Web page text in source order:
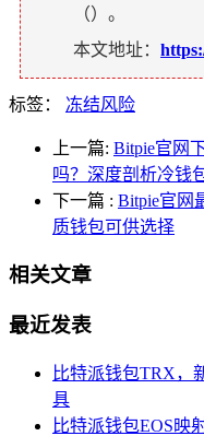
（）。
本文地址：
标签： 冻结风险
上一篇: Bitpie官网
吗？深度剖析冷钱
下一篇 : Bitpie官网
质钱包可供选择
相关文章
最近发表
比特派钱包TRX，
具
比特派钱包EOS映